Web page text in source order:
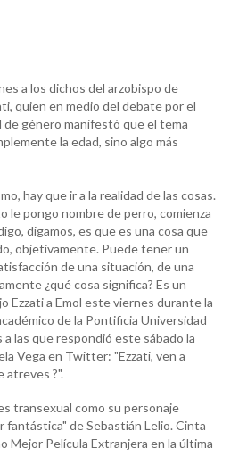
a los dichos del arzobispo de
quien en medio del debate por el
género manifestó que el tema
la edad, sino algo más
hay que ir a la realidad de las cosas.
le pongo nombre de perro, comienza
digamos, es que es una cosa que
objetivamente. Puede tener un
de una situación, de una
¿qué cosa significa? Es un
Ezzati a Emol este viernes durante la
de la Pontificia Universidad
las que respondió este sábado la
Vega en Twitter: "Ezzati, ven a
atreves ?".
transexual como su personaje
fantástica" de Sebastián Lelio. Cinta
Mejor Película Extranjera en la última